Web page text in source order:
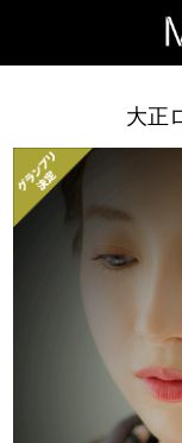
大正